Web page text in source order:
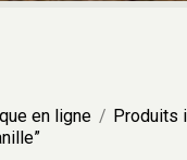
en ligne
Produits